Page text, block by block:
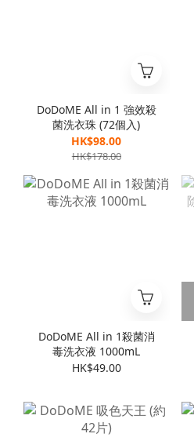
DoDoME All in 1 強效殺
菌洗衣珠 (72個入)
HK$98.00
HK$178.00
DoDoME All in 1殺菌消
毒洗衣液 1000mL
HK$49.00